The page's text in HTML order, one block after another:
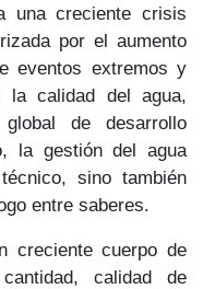
una creciente crisis
por el aumento
eventos extremos y
la calidad del agua,
de desarrollo
la gestión del agua
sino también
entre saberes.
creciente cuerpo de
calidad de